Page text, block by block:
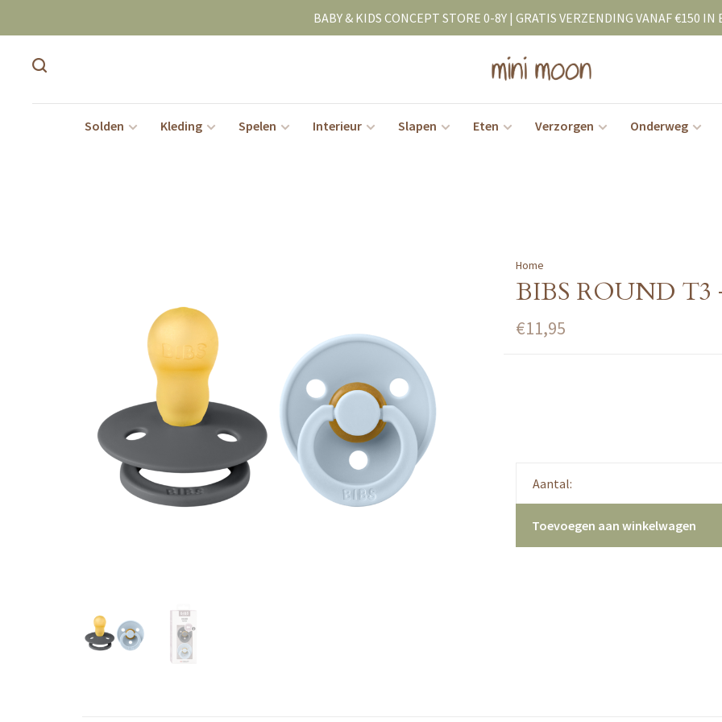
BABY & KIDS CONCEPT STORE 0-8Y | GRATIS VERZENDING VANAF €150 IN
Solden Kleding Spelen Interieur Slapen Eten Verzorgen Onderweg
Home
BIBS ROUND T3
€11,95
Aantal:
Toevoegen aan winkelwagen